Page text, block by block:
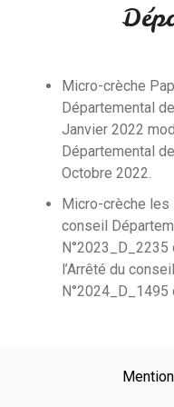
Micro-crèche
Départemental
Janvier 2022
Départemental
Octobre 2022.
Micro-crèche
conseil
l’Arrêté du